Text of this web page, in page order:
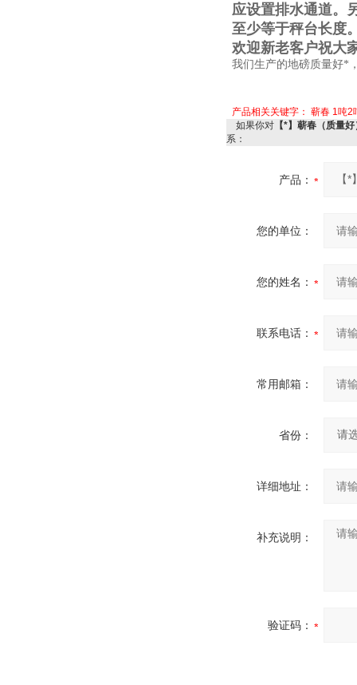
应设置排水通道。
至少等于秤台长度
欢迎新老客户祝大
我们生产的地磅质量好*
产品相关关键字： 蕲春 1吨2
如果你对 【*】蕲春（质量
系：
产品：
您的单位：
您的姓名：
联系电话：
常用邮箱：
省份：
详细地址：
补充说明：
验证码：